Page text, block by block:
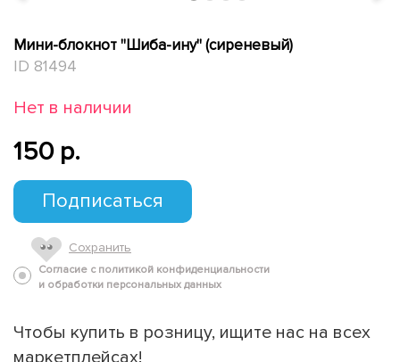
Мини-блокнот "Шиба-ину" (сиреневый)
ID 81494
Нет в наличии
150 p.
Подписаться
Сохранить
Согласие с политикой конфиденциальности
и обработки персональных данных
Чтобы купить в розницу, ищите нас на всех
маркетплейсах!